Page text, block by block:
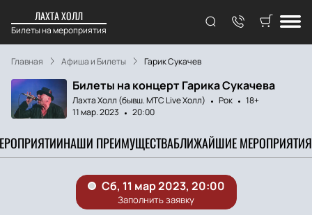
ЛАХТА ХОЛЛ
Билеты на мероприятия
Главная Афиша и Билеты Гарик Сукачев
Билеты на концерт Гарика Сукачева
Лахта Холл (бывш. МТС Live Холл) Рок
18+
11 мар. 2023
20:00
НАШИ ПРЕИМУЩЕСТВАБЛИЖАЙШИЕ МЕРОПРИЯТИЯ